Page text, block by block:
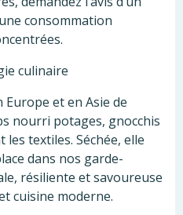
consommation
culinaire
Europe et en Asie de
nourri potages, gnocchis
textiles. Séchée, elle
dans nos garde-
résiliente et savoureuse
cuisine moderne.